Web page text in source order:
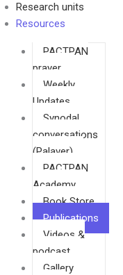
Research units
Resources
PACTPAN
prayer
Weekly
Updates
Synodal
conversations
(Palaver)
PACTPAN
Academy
Book Store
Publications
Videos &
podcast
Gallery